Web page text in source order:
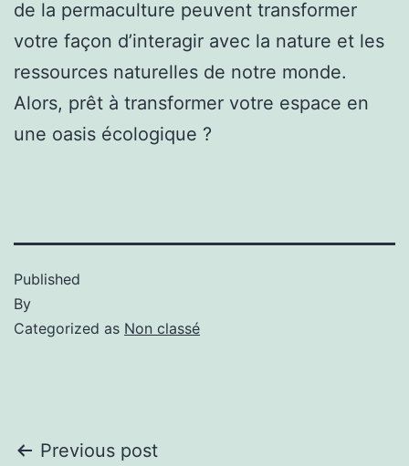
de la permaculture peuvent transformer
votre façon d’interagir avec la nature et les
ressources naturelles de notre monde.
Alors, prêt à transformer votre espace en
une oasis écologique ?
Published
By
Categorized as Non classé
Previous post